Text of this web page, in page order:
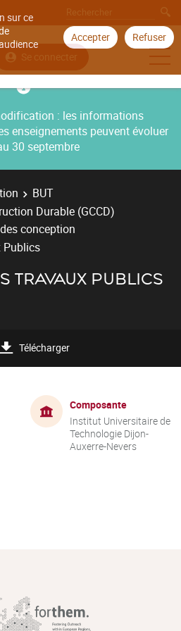
sur ce
Accepter Refuser
Se connecter
: les informations
enseignements peuvent évoluer
30 septembre
BUT
Durable (GCCD)
conception
Publics
TRAVAUX PUBLICS
Télécharger
Composante
Institut Universitaire de
Technologie Dijon-
Auxerre-Nevers